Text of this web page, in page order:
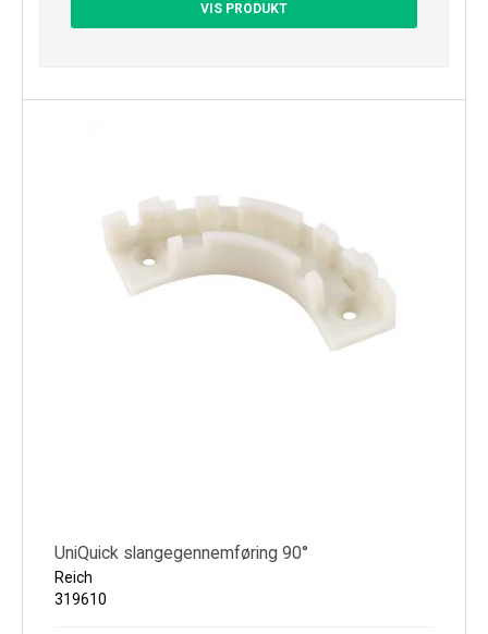
VIS PRODUKT
UniQuick slangegennemføring 90°
Reich
319610